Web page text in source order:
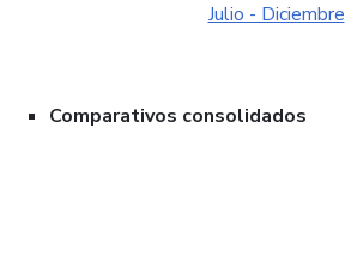
Julio - Diciembre
Comparativos consolidados